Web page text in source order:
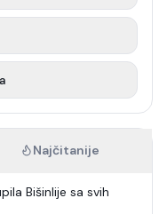
Najčitanije
Bišinlije sa svih